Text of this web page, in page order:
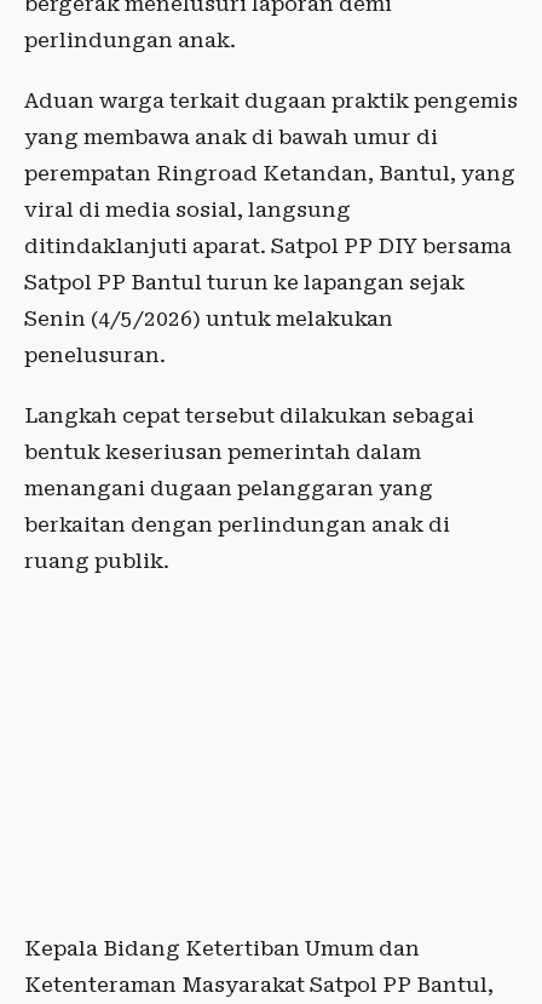
perlindungan anak.
Aduan warga terkait dugaan praktik pengemis
yang membawa anak di bawah umur di
perempatan Ringroad Ketandan, Bantul, yang
viral di media sosial, langsung
ditindaklanjuti aparat. Satpol PP DIY bersama
Satpol PP Bantul turun ke lapangan sejak
Senin (4/5/2026) untuk melakukan
penelusuran.
Langkah cepat tersebut dilakukan sebagai
bentuk keseriusan pemerintah dalam
menangani dugaan pelanggaran yang
berkaitan dengan perlindungan anak di
ruang publik.
Kepala Bidang Ketertiban Umum dan
Ketenteraman Masyarakat Satpol PP Bantul,